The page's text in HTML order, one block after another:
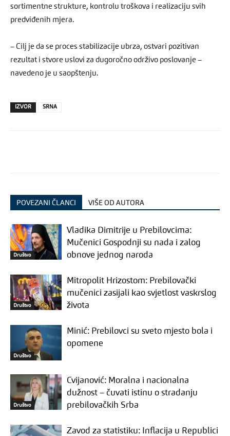
sortimentne strukture, kontrolu troškova i realizaciju svih
predviđenih mjera.
– Cilj je da se proces stabilizacije ubrza, ostvari pozitivan
rezultat i stvore uslovi za dugoročno održivo poslovanje –
navedeno je u saopštenju.
IZVOR SRNA
POVEZANI ČLANCI VIŠE OD AUTORA
Društvo
Vladika Dimitrije u Prebilovcima:
Mučenici Gospodnji su nada i zalog
obnove jednog naroda
Društvo
Mitropolit Hrizostom: Prebilovački
mučenici zasijali kao svjetlost vaskrslog
života
Društvo
Minić: Prebilovci su sveto mjesto bola i
opomene
Društvo
Cvijanović: Moralna i nacionalna
dužnost – čuvati istinu o stradanju
prebilovačkih Srba
Zavod za statistiku: Inflacija u Republici